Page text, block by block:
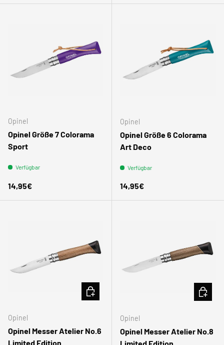
Opinel
Opinel Größe 7 Colorama
Sport
Verfügbar
Normaler Preis
14,95€
Opinel
Opinel Größe 6 Colorama
Art Deco
Verfügbar
Normaler Preis
14,95€
Opinel
Opinel Messer Atelier No.6
Limited Edition
IN DEN WARENKORB
Opinel
Opinel Messer Atelier No.8
Limited Edition
IN DEN